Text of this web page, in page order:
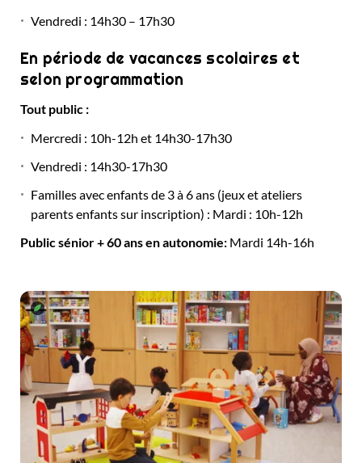
Vendredi : 14h30 – 17h30
En période de vacances scolaires et
selon programmation
Tout public :
Mercredi : 10h-12h et 14h30-17h30
Vendredi : 14h30-17h30
Familles avec enfants de 3 à 6 ans (jeux et ateliers
parents enfants sur inscription) : Mardi : 10h-12h
Public sénior + 60 ans en autonomie: Mardi 14h-16h